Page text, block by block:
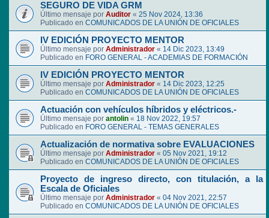
SEGURO DE VIDA GRM
Último mensaje por Auditor « 25 Nov 2024, 13:36
Publicado en COMUNICADOS DE LA UNIÓN DE OFICIALES
IV EDICIÓN PROYECTO MENTOR
Último mensaje por Administrador « 14 Dic 2023, 13:49
Publicado en FORO GENERAL - ACADEMIAS DE FORMACIÓN
IV EDICIÓN PROYECTO MENTOR
Último mensaje por Administrador « 14 Dic 2023, 12:25
Publicado en COMUNICADOS DE LA UNIÓN DE OFICIALES
Actuación con vehículos híbridos y eléctricos.-
Último mensaje por antolin « 18 Nov 2022, 19:57
Publicado en FORO GENERAL - TEMAS GENERALES
Actualización de normativa sobre EVALUACIONES
Último mensaje por Administrador « 05 Nov 2021, 19:12
Publicado en COMUNICADOS DE LA UNIÓN DE OFICIALES
Proyecto de ingreso directo, con titulación, a la
Escala de Oficiales
Último mensaje por Administrador « 04 Nov 2021, 22:57
Publicado en COMUNICADOS DE LA UNIÓN DE OFICIALES